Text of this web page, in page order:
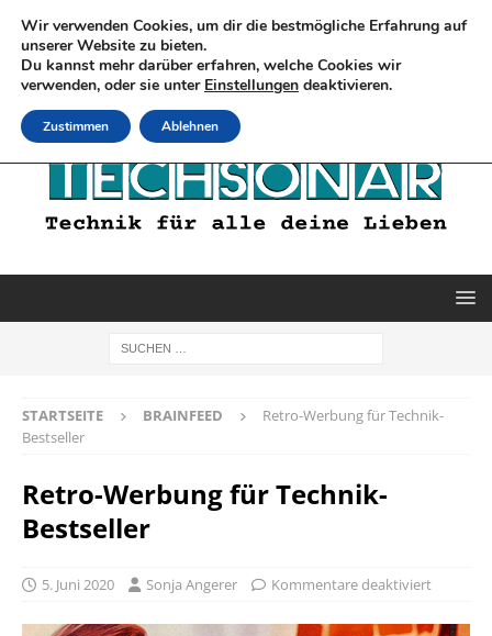
STARTSEITE BRAINFEED
Retro-Werbung für Technik-
Bestseller
Retro-Werbung für Technik-
Bestseller
5. Juni 2020 Sonja Angerer Kommentare deaktiviert
Wir verwenden Cookies, um dir die bestmögliche Erfahrung auf
unserer Website zu bieten.
Du kannst mehr darüber erfahren, welche Cookies wir
verwenden, oder sie unter Einstellungen deaktivieren.
Zustimmen Ablehnen